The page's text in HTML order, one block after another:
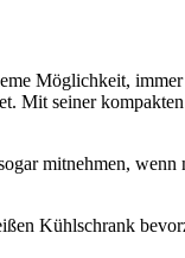
Möglichkeit,
Mit seiner
mitnehmen, wenn
Kühlschrank